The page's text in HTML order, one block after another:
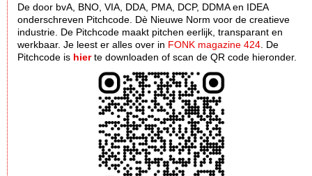
De door bvA, BNO, VIA, DDA, PMA, DCP, DDMA en IDEA
onderschreven Pitchcode. Dè Nieuwe Norm voor de creatieve
industrie. De Pitchcode maakt pitchen eerlijk, transparant en
werkbaar. Je leest er alles over in FONK magazine 424 . De
Pitchcode is hierte downloaden of scan de QR code hieronder.